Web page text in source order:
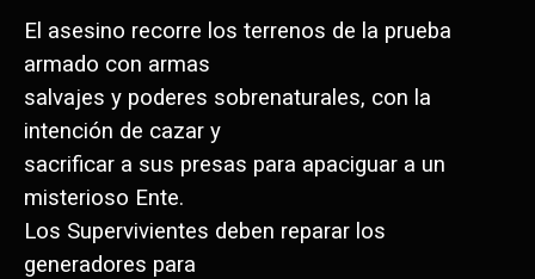
El asesino recorre los terrenos de la prueba
armado con armas
salvajes y poderes sobrenaturales, con la
intención de cazar y
sacrificar a sus presas para apaciguar a un
misterioso Ente.
Los Supervivientes deben reparar los
generadores para